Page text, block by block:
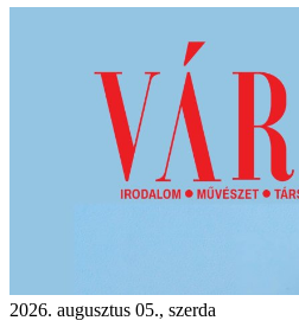
2026. augusztus 05., szerda